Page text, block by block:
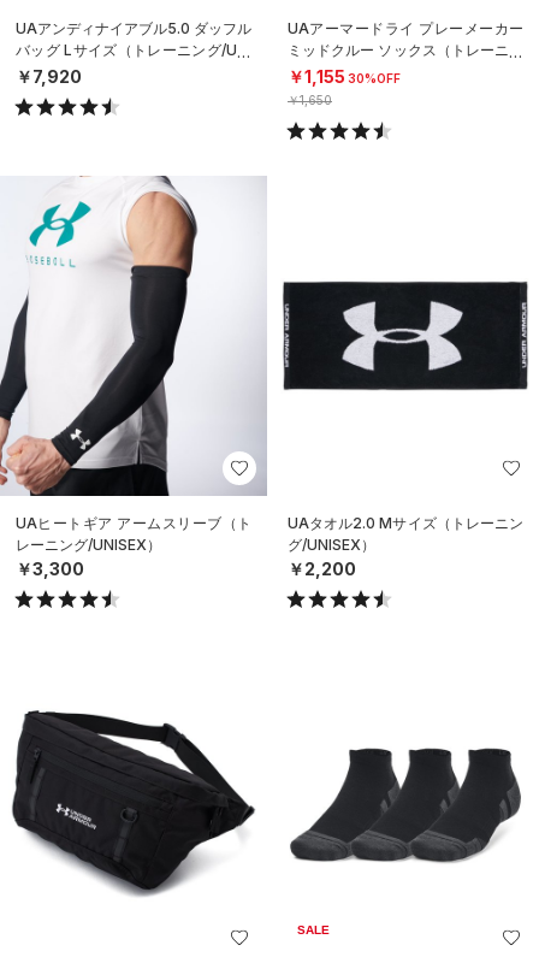
UAアンディナイアブル5.0 ダッフル
バッグ Lサイズ（トレーニング/UNI
SEX）
￥7,920
UAアーマードライ プレーメーカー
ミッドクルー ソックス（トレーニン
グ/UNISEX）
￥1,155 30%OFF
￥1,650
UAヒートギア アームスリーブ（ト
レーニング/UNISEX）
￥3,300
UAタオル2.0 Mサイズ（トレーニン
グ/UNISEX）
￥2,200
SALE